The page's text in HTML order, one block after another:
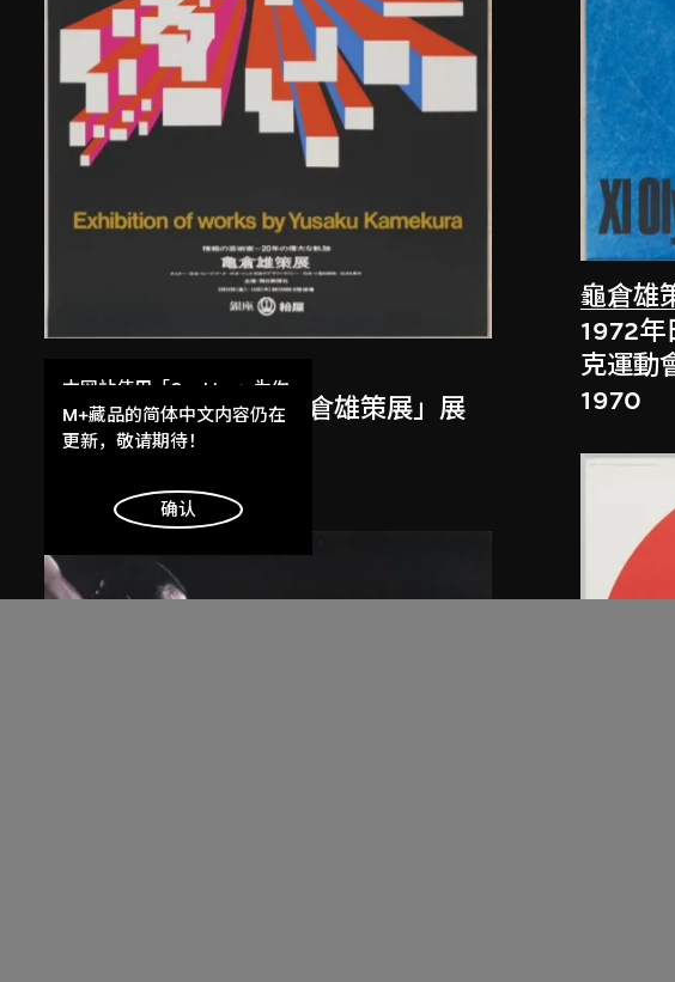
龜倉雄策
日本東京銀座松屋「龜倉雄策展」展
覽海報
龜倉雄
1972年
克運動
1970
本网站使用「Cookies」为你
提供最好的网站体验。
了解更多
明白
M+藏品的简体中文内容仍在
更新，敬请期待！
确认